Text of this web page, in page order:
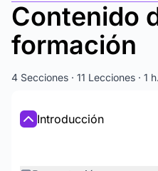
Contenido
formación
4 Secciones · 11 Lecciones · 1
Introducción